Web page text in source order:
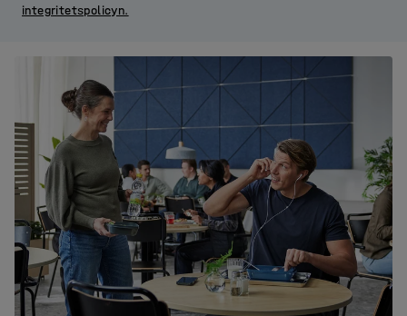
integritetspolicyn.